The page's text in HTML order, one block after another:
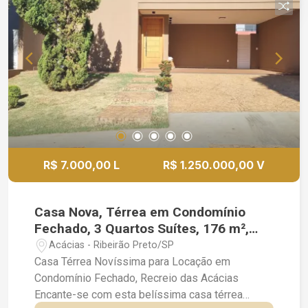
zona Sul de Ribeirão Preto.
e espelhos Portaria 24 horas Ideal para quem
busca sofisticação, espaço e qualidade de vida
em condomínio fechado. Agende sua visita!
R$ 7.000,00 L R$ 1.250.000,00 V
Casa Nova, Térrea em Condomínio
Fechado, 3 Quartos Suítes, 176 m²,
Recreio das Acácias
Acácias - Ribeirão Preto/SP
Casa Térrea Novíssima para Locação em
Condomínio Fechado, Recreio das Acácias
Encante-se com esta belíssima casa térrea